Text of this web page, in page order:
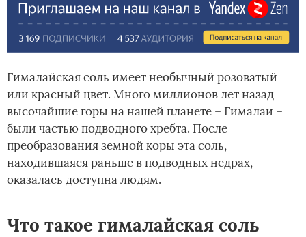
Гималайская соль имеет необычный розоватый
или красный цвет. Много миллионов лет назад
высочайшие горы на нашей планете – Гималаи –
были частью подводного хребта. После
преобразования земной коры эта соль,
находившаяся раньше в подводных недрах,
оказалась доступна людям.
Что такое гималайская соль